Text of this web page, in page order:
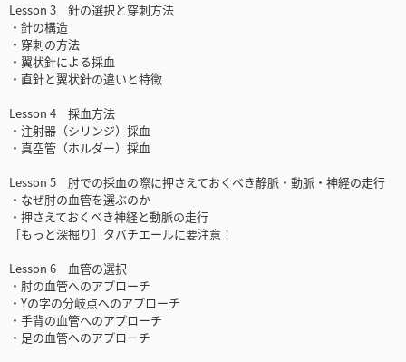
Lesson 3 針の選択と穿刺方法
・針の構造
・穿刺の方法
・翼状針による採血
・直針と翼状針の違いと特徴
Lesson 4 採血方法
・注射器（シリンジ）採血
・真空管（ホルダー）採血
Lesson 5 肘での採血の際に押さえておくべき静脈・動脈・神経の走行
・なぜ肘の血管を選ぶのか
・押さえておくべき神経と動脈の走行
［もっと深掘り］タバチエールに要注意！
Lesson 6 血管の選択
・肘の血管へのアプローチ
・Yの字の分岐点へのアプローチ
・手背の血管へのアプローチ
・足の血管へのアプローチ